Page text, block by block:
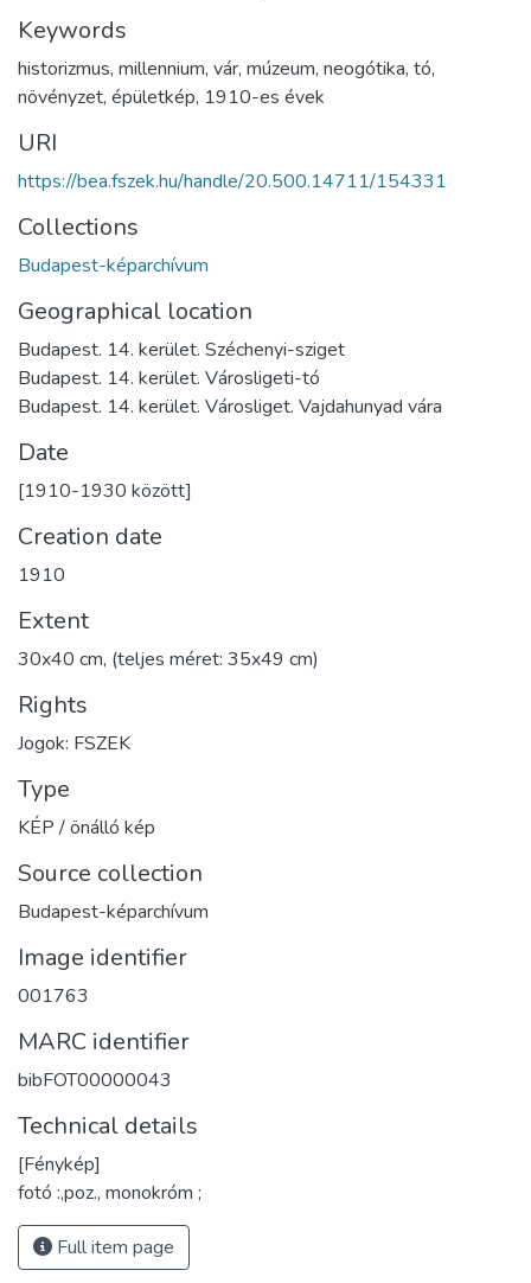
Keywords
historizmus, millennium, vár, múzeum, neogótika, tó,
növényzet, épületkép, 1910-es évek
URI
https://bea.fszek.hu/handle/20.500.14711/154331
Collections
Budapest-képarchívum
Geographical location
Budapest. 14. kerület. Széchenyi-sziget
Budapest. 14. kerület. Városligeti-tó
Budapest. 14. kerület. Városliget. Vajdahunyad vára
Date
[1910-1930 között]
Creation date
1910
Extent
30x40 cm, (teljes méret: 35x49 cm)
Rights
Jogok: FSZEK
Type
KÉP / önálló kép
Source collection
Budapest-képarchívum
Image identifier
001763
MARC identifier
bibFOT00000043
Technical details
[Fénykép]
fotó :,poz., monokróm ;
Full item page